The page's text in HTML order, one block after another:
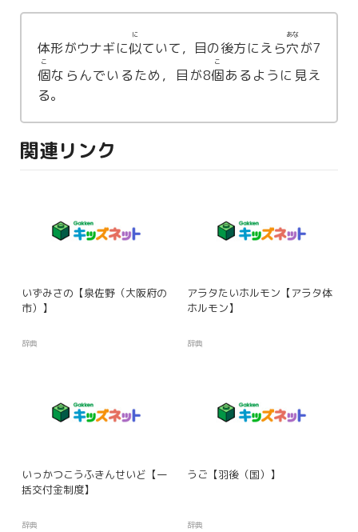
体形がウナギに似
に
ていて，目の後方にえら穴
あな
が7
個
こ
ならんでいるため，目が8個
こ
あるように見え
る。
関連リンク
いずみさの【泉佐野（大阪府の
市）】
辞典
アラタたいホルモン【アラタ体
ホルモン】
辞典
いっかつこうふきんせいど【一
括交付金制度】
辞典
うご【羽後（国）】
辞典